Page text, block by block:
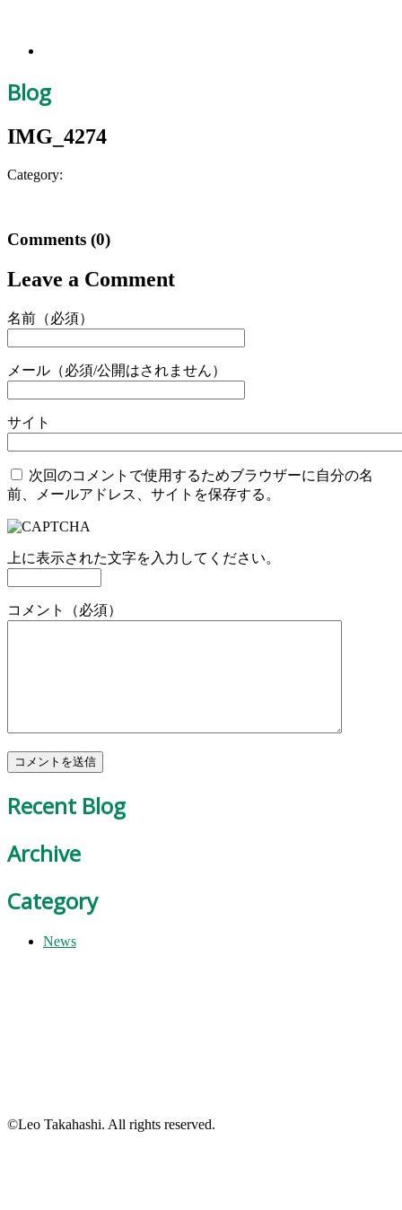
Blog
IMG_4274
Category:
Comments (0)
Leave a Comment
名前（必須）
メール（必須/公開はされません）
サイト
次回のコメントで使用するためブラウザーに自分の名
前、メールアドレス、サイトを保存する。
上に表示された文字を入力してください。
コメント（必須）
Recent Blog
Archive
Category
News
©Leo Takahashi. All rights reserved.